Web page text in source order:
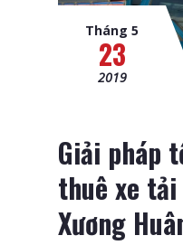
Tháng 5
23
2019
Giải pháp
thuê xe
Xương